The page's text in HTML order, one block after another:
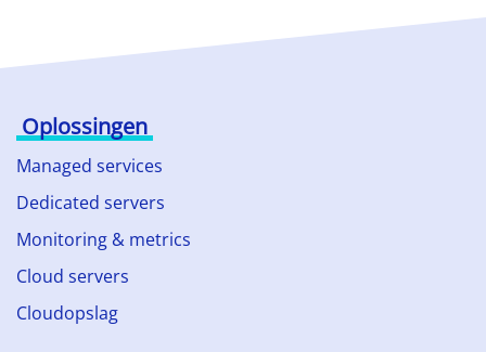
Oplossingen
Managed services
Dedicated servers
Monitoring & metrics
Cloud servers
Cloudopslag